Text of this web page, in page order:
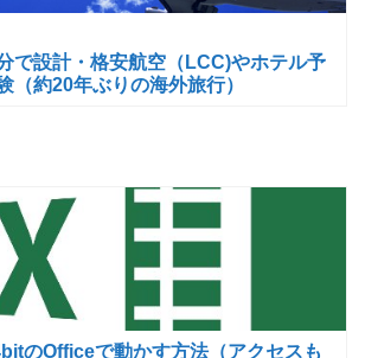
で設計・格安航空（LCC)やホテル予
（約20年ぶりの海外旅行）
のOfficeで動かす方法（アクセスも